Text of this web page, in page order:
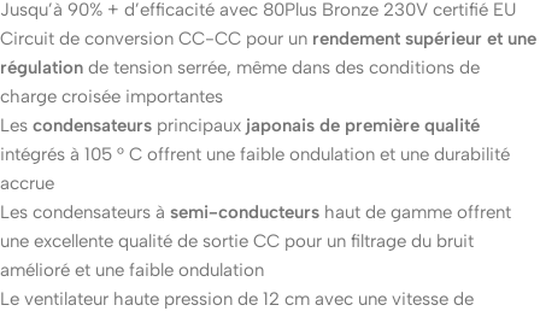
Jusqu’à 90% + d’efficacité avec 80Plus Bronze 230V certifié EU
Circuit de conversion CC-CC pour un rendement supérieur et une
régulation de tension serrée, même dans des conditions de
charge croisée importantes
Les condensateurs principaux japonais de première qualité
intégrés à 105 ° C offrent une faible ondulation et une durabilité
accrue
Les condensateurs à semi-conducteurs haut de gamme offrent
une excellente qualité de sortie CC pour un filtrage du bruit
amélioré et une faible ondulation
Le ventilateur haute pression de 12 cm avec une vitesse de